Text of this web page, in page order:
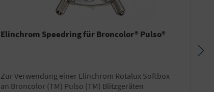
Elinchrom Speedring für Broncolor® Pulso®
zur Verwendung einer Elinchrom Rotalux Softbox
an Broncolor (TM) Pulso (TM) Blitzgeräten